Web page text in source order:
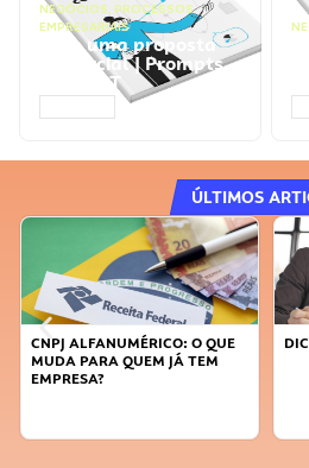
NEGÓCIOS, PROCESSOS
EMPRESARIAIS
Faça uma proposta
comercial | Prompts
ChatGPT
ÚLTIMOS
CNPJ ALFANUMÉRICO: O QUE
MUDA PARA QUEM JÁ TEM
EMPRESA?